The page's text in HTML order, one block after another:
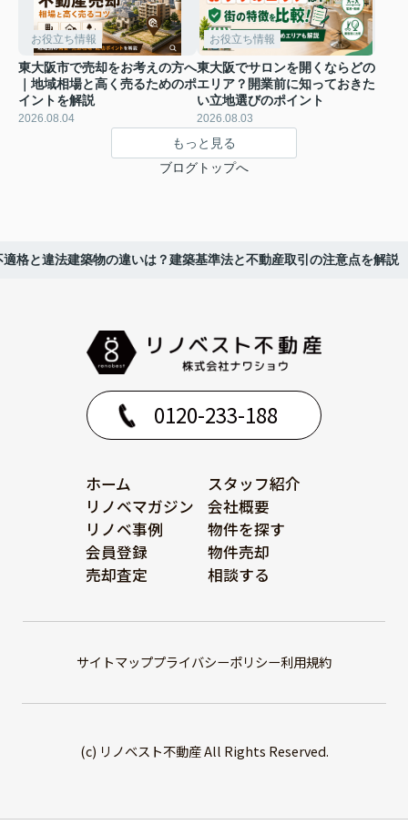
お役立ち情報
東大阪市で売却をお考えの方へ
｜地域相場と高く売るためのポ
イントを解説
2026.08.04
お役立ち情報
東大阪でサロンを開くならどの
エリア？開業前に知っておきた
い立地選びのポイント
2026.08.03
もっと見る
ブログトップへ
適格と違法建築物の違いは？建築基準法と不動産取引の注意点を解説
0120-233-188
ホーム
スタッフ紹介
リノベマガジン
会社概要
リノベ事例
物件を探す
会員登録
物件売却
売却査定
相談する
サイトマッププライバシーポリシー利用規約
(c) リノベスト不動産 All Rights Reserved.